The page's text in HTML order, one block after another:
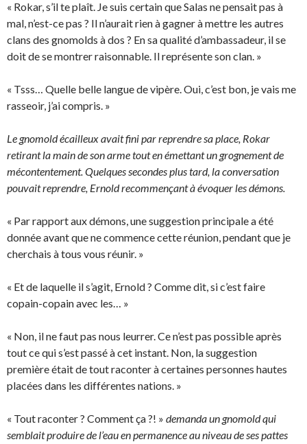
« Rokar, s’il te plaît. Je suis certain que Salas ne pensait pas à
mal, n’est-ce pas ? Il n’aurait rien à gagner à mettre les autres
clans des gnomolds à dos ? En sa qualité d’ambassadeur, il se
doit de se montrer raisonnable. Il représente son clan. »
« Tsss… Quelle belle langue de vipère. Oui, c’est bon, je vais me
rasseoir, j’ai compris. »
Le gnomold écailleux avait fini par reprendre sa place, Rokar
retirant la main de son arme tout en émettant un grognement de
mécontentement. Quelques secondes plus tard, la conversation
pouvait reprendre, Ernold recommençant à évoquer les démons.
« Par rapport aux démons, une suggestion principale a été
donnée avant que ne commence cette réunion, pendant que je
cherchais à tous vous réunir. »
« Et de laquelle il s’agit, Ernold ? Comme dit, si c’est faire
copain-copain avec les… »
« Non, il ne faut pas nous leurrer. Ce n’est pas possible après
tout ce qui s’est passé à cet instant. Non, la suggestion
première était de tout raconter à certaines personnes hautes
placées dans les différentes nations. »
« Tout raconter ? Comment ça ?! » demanda un gnomold qui
semblait produire de l’eau en permanence au niveau de ses pattes